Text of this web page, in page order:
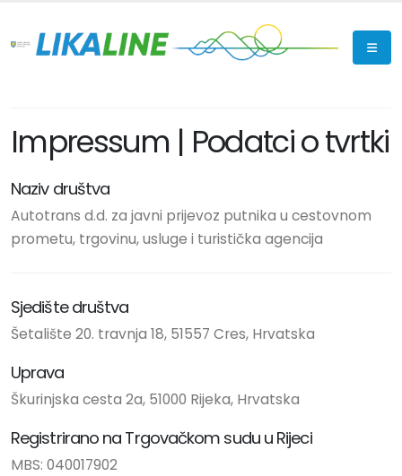
Impressum | Podatci o tvrtki
Naziv društva
Autotrans d.d. za javni prijevoz putnika u cestovnom
prometu, trgovinu, usluge i turistička agencija
Sjedište društva
Šetalište 20. travnja 18, 51557 Cres, Hrvatska
Uprava
Škurinjska cesta 2a, 51000 Rijeka, Hrvatska
Registrirano na Trgovačkom sudu u Rijeci
MBS: 040017902